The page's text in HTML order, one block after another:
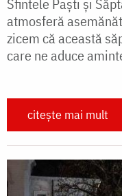
Sfintele Paști și
atmosferă
zicem că această
care ne aduce
citește mai mult